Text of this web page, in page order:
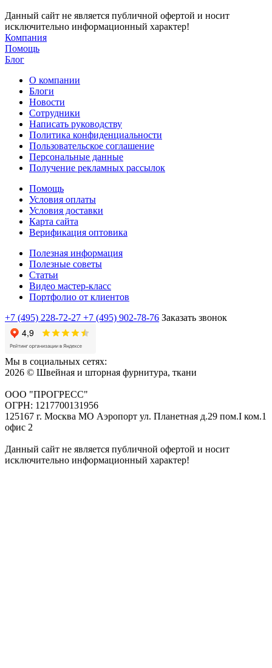
Данный сайт не является публичной офертой и носит
исключительно информационный характер!
Компания
Помощь
Блог
О компании
Блоги
Новости
Сотрудники
Написать руководству
Политика конфиденциальности
Пользовательское соглашение
Персональные данные
Получение рекламных рассылок
Помощь
Условия оплаты
Условия доставки
Карта сайта
Верификация оптовика
Полезная информация
Полезные советы
Статьи
Видео мастер-класс
Портфолио от клиентов
+7 (495) 228-72-27 +7 (495) 902-78-76 Заказать звонок
Мы в социальных сетях:
2026 © Швейная и шторная фурнитура, ткани
ООО "ПРОГРЕСС"
ОГРН: 1217700131956
125167 г. Москва МО Аэропорт ул. Планетная д.29 пом.I ком.1
офис 2
Данный сайт не является публичной офертой и носит
исключительно информационный характер!